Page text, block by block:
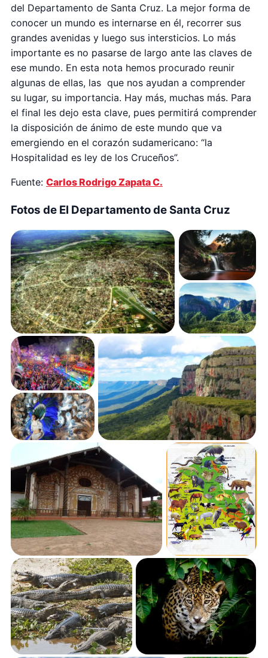
del Departamento de Santa Cruz. La mejor forma de
conocer un mundo es internarse en él, recorrer sus
grandes avenidas y luego sus intersticios. Lo más
importante es no pasarse de largo ante las claves de
ese mundo. En esta nota hemos procurado reunir
algunas de ellas, las que nos ayudan a comprender
su lugar, su importancia. Hay más, muchas más. Para
el final les dejo esta clave, pues permitirá comprender
la disposición de ánimo de este mundo que va
emergiendo en el corazón sudamericano: “la
Hospitalidad es ley de los Cruceños”.
Fuente: Carlos Rodrigo Zapata C.
Fotos de El Departamento de Santa Cruz